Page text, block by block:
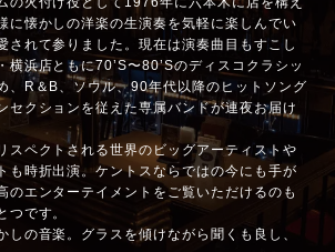
に懐かしの洋楽の生演奏を気軽に楽しんでい
されて参りました。現在は演奏曲目もすこし
横浜店ともに70’S〜80’Sのディスコクラシッ
、R＆B、ソウル、90年代以降のヒットソング
セクションを従えた専属バンドが連夜お届け
スペクトされる世界のビッグアーティストや
も時折出演。ケントスならではの今にも手が
のエンターテイメントをご覧いただけるのも
つです。
しの音楽。グラスを傾けながら聞くも良し、